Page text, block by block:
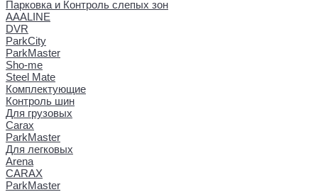
Парковка и Контроль слепых зон
AAALINE
DVR
ParkCity
ParkMaster
Sho-me
Steel Mate
Комплектующие
Контроль шин
Для грузовых
Carax
ParkMaster
Для легковых
Arena
CARAX
ParkMaster